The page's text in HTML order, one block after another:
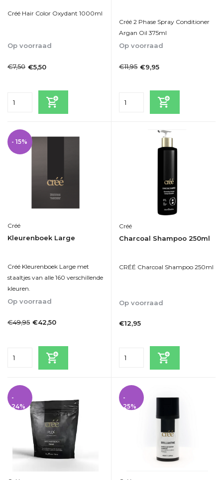
Créé Hair Color Oxydant 1000ml
Op voorraad
€7,50 €5,50
Créé 2 Phase Spray Conditioner
Argan Oil 375ml
Op voorraad
€11,95 €9,95
- 15%
Créé
Kleurenboek Large
Créé Kleurenboek Large met
staaltjes van alle 160 verschillende
kleuren.
Op voorraad
€49,95 €42,50
Créé
Charcoal Shampoo 250ml
CRÉÉ Charcoal Shampoo 250ml
Op voorraad
€12,95
-
24%
-
25%